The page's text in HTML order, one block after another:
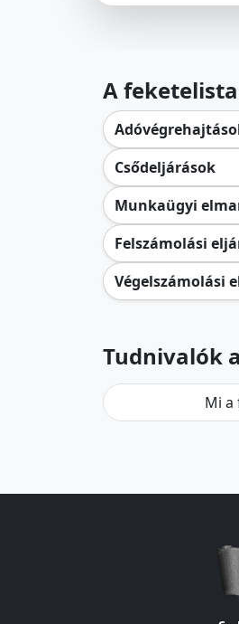
A
Csődeljárások
Munkaügyi
Felszámolási
Végelszámolási
Tudnivalók
Mi a